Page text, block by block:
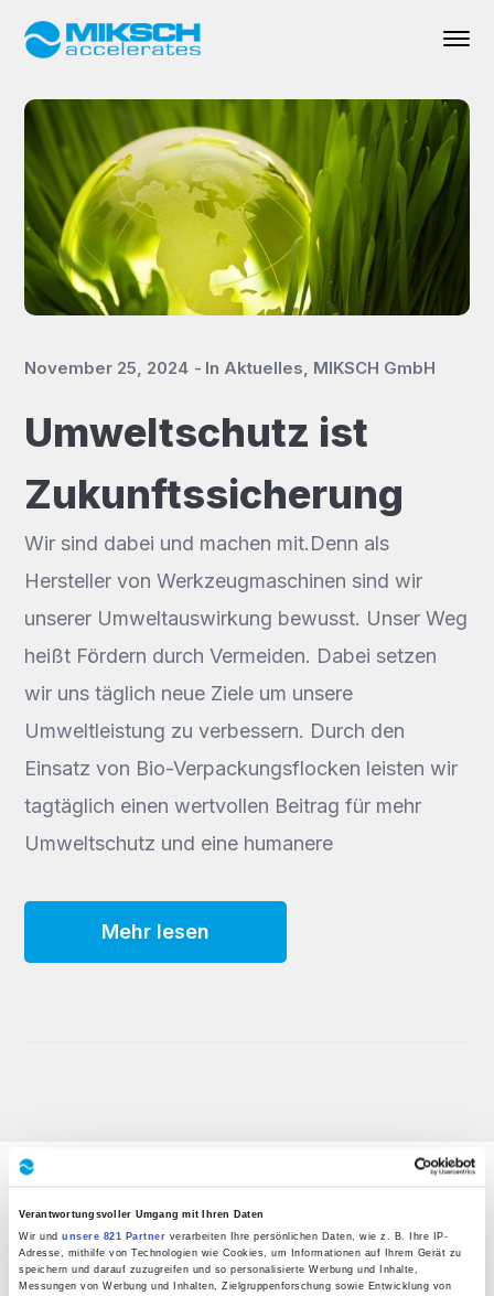
Verantwortungsvoller Umgang mit Ihren Daten
Wir undunsere 821 Partner verarbeiten Ihre persönlichen Daten, wie z. B. Ihre IP-
Adresse, mithilfe von Technologien wie Cookies, um Informationen auf Ihrem Gerät zu
speichern und darauf zuzugreifen und so personalisierte Werbung und Inhalte,
Messungen von Werbung und Inhalten, Zielgruppenforschung sowie Entwicklung von
November 25, 2024 In Aktuelles, MIKSCH GmbH
Umweltschutz ist
Zukunftssicherung
Wir sind dabei und machen mit.Denn als
Hersteller von Werkzeugmaschinen sind wir
unserer Umweltauswirkung bewusst. Unser Weg
heißt Fördern durch Vermeiden. Dabei setzen
wir uns täglich neue Ziele um unsere
Umweltleistung zu verbessern. Durch den
Einsatz von Bio-Verpackungsflocken leisten wir
tagtäglich einen wertvollen Beitrag für mehr
Umweltschutz und eine humanere
Mehr lesen
PRODUKTE
Werkzeugwechsler